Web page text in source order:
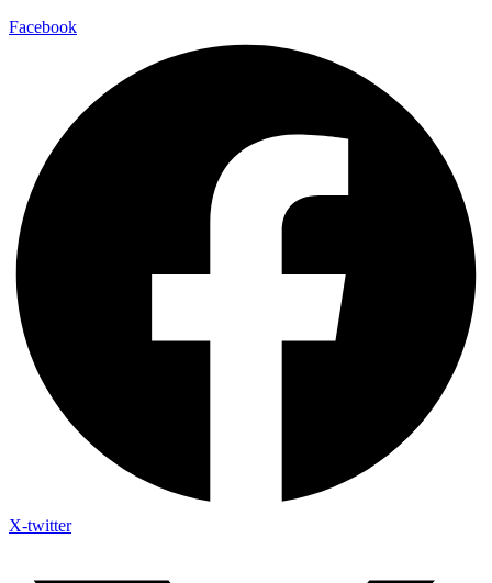
Facebook
X-twitter